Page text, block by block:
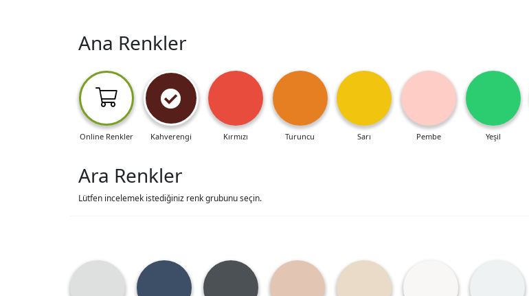
Ana Renkler
Online Renkler Kahverengi Kırmızı Turuncu Sarı Pembe Yeşil
Ara Renkler
Lütfen incelemek istediğiniz renk grubunu seçin.